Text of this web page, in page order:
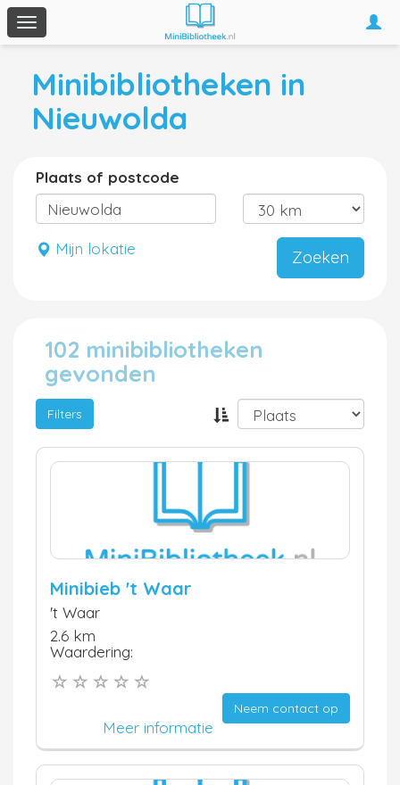
Toggle
navigation
Minibibliotheken in
Nieuwolda
Plaats of postcode
Mijn lokatie Zoeken
102 minibibliotheken
gevonden
Filters
Minibieb 't Waar
't Waar
2.6 km
Waardering:
Neem contact op
Meer informatie